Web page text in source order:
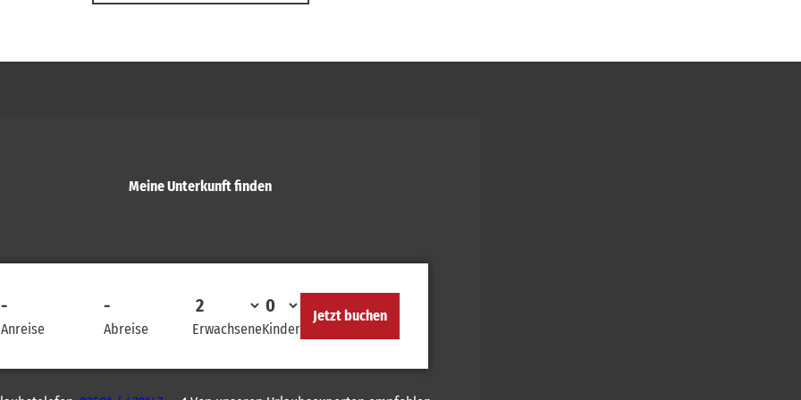
Meine Unterkunft finden
Anreise
-
Abreise
-
ErwachseneKinder
Jetzt buchen